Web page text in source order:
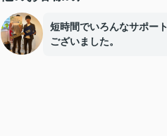
短時間でいろんなサポー
ございました。